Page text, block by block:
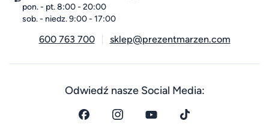
pon. - pt. 8:00 - 20:00
sob. - niedz. 9:00 - 17:00
600 763 700 sklep@prezentmarzen.com
Odwiedź nasze Social Media: